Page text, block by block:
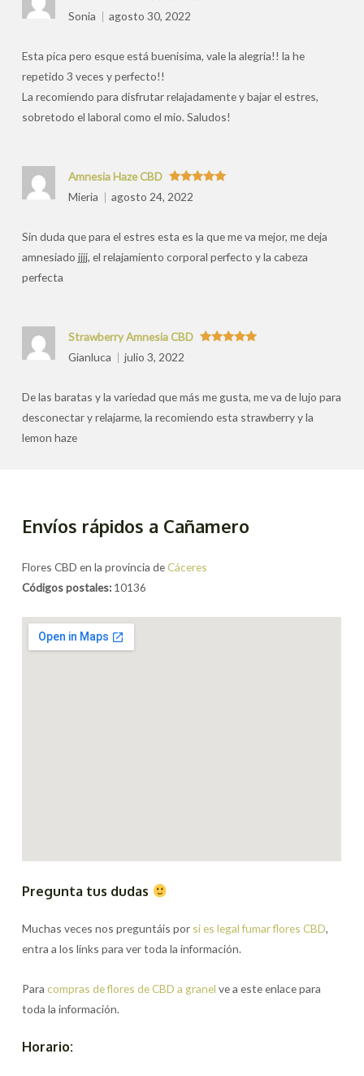
Valorado
con5de 5
Sonia
agosto 30, 2022
Esta pica pero esque está buenisima, vale la alegria!! la he
repetido 3 veces y perfecto!!
La recomiendo para disfrutar relajadamente y bajar el estres,
sobretodo el laboral como el mio. Saludos!
Valorado
con5
Amnesia Haze CBD
Mieria
agosto 24, 2022
Sin duda que para el estres esta es la que me va mejor, me deja
amnesiado jjjj, el relajamiento corporal perfecto y la cabeza
perfecta
Strawberry Amnesia CBD
Gianluca
julio 3, 2022
De las baratas y la variedad que más me gusta, me va de lujo para
desconectar y relajarme, la recomiendo esta strawberry y la
lemon haze
Envíos rápidos a Cañamero
Flores CBD en la provincia deCáceres
Códigos postales: 10136
Pregunta tus dudas
Muchas veces nos preguntáis por si es legal fumar flores CBD,
entra a los links para ver toda la información.
Paracompras de flores de CBD a granel ve a este enlace para
toda la información.
Horario: